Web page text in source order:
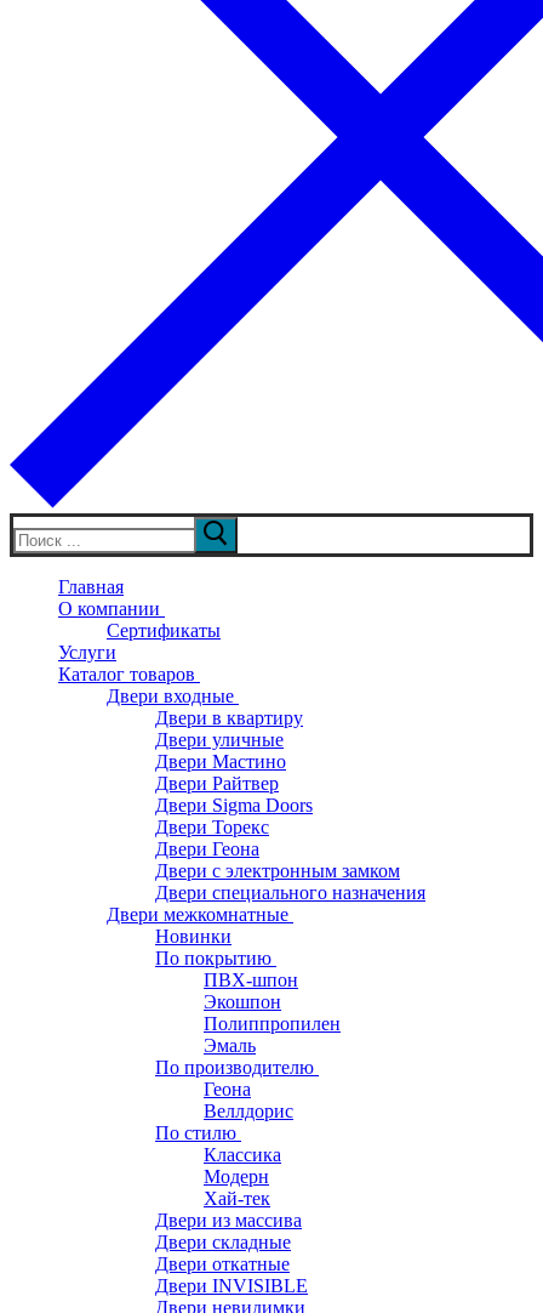
Искать:
Главная
О компании
Сертификаты
Услуги
Каталог товаров
Двери входные
Двери в квартиру
Двери уличные
Двери Мастино
Двери Райтвер
Двери Sigma Doors
Двери Торекс
Двери Геона
Двери с электронным замком
Двери специального назначения
Двери межкомнатные
Новинки
По покрытию
ПВХ-шпон
Экошпон
Полиппропилен
Эмаль
По производителю
Геона
Веллдорис
По стилю
Классика
Модерн
Хай-тек
Двери из массива
Двери складные
Двери откатные
Двери INVISIBLE
Двери невидимки